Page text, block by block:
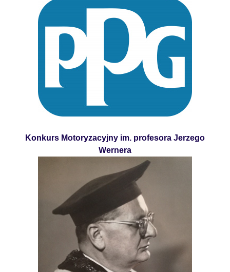
Konkurs Motoryzacyjny im. profesora Jerzego
Wernera